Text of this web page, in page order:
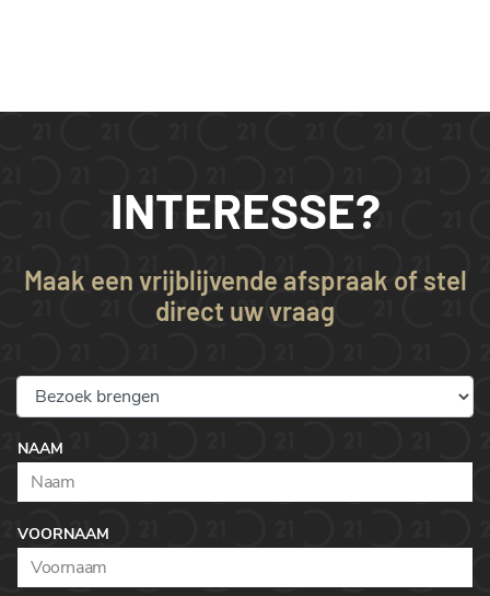
INTERESSE?
Maak een vrijblijvende afspraak of stel
direct uw vraag
NAAM
VOORNAAM